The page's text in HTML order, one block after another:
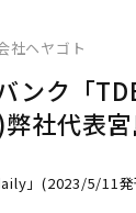
社ヘヤゴト
ンク「
社代表宮
」(2023/5/11